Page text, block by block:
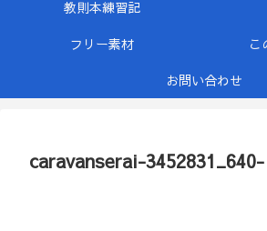
教則本練習記
フリー素材
こ
お問い合わせ
caravanserai-3452831_640-